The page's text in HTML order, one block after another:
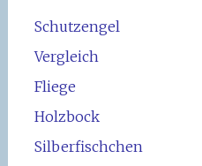
Schutzengel
Vergleich
Fliege
Holzbock
Silberfischchen